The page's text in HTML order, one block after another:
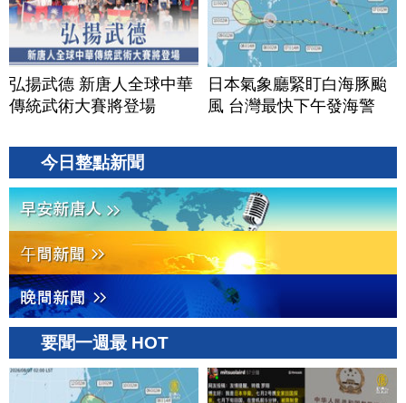
弘揚武德 新唐人全球中華
傳統武術大賽將登場
日本氣象廳緊盯白海豚颱
風 台灣最快下午發海警
今日整點新聞
要聞一週最 HOT